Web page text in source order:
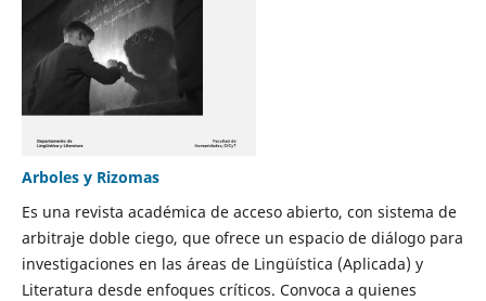
Arboles y Rizomas
Es una revista académica de acceso abierto, con sistema de
arbitraje doble ciego, que ofrece un espacio de diálogo para
investigaciones en las áreas de Lingüística (Aplicada) y
Literatura desde enfoques críticos. Convoca a quienes